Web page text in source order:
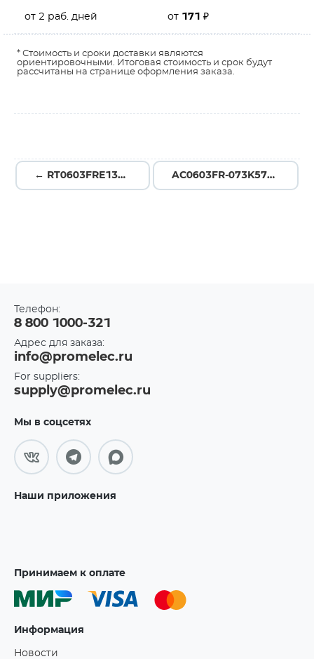
от 2 раб. дней от 171 ₽
* Стоимость и сроки доставки являются
ориентировочными. Итоговая стоимость и срок будут
рассчитаны на странице оформления заказа.
← RT0603FRE131KL AC0603FR-073K57L →
Телефон:
8 800 1000-321
Адрес для заказа:
info@promelec.ru
For suppliers:
supply@promelec.ru
Мы в соцсетях
Наши приложения
Принимаем к оплате
Информация
Новости